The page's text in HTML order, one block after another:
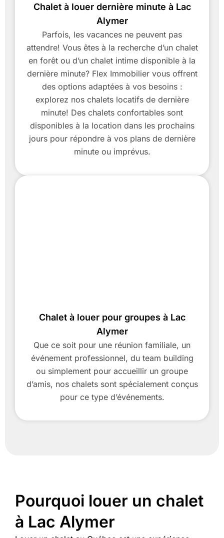
Chalet à louer dernière minute à Lac
Alymer
Parfois, les vacances ne peuvent pas
attendre! Vous êtes à la recherche d’un chalet
en forêt ou d’un chalet intime disponible à la
dernière minute? Flex Immobilier vous offrent
des options adaptées à vos besoins :
explorez nos chalets locatifs de dernière
minute! Des chalets confortables sont
disponibles à la location dans les prochains
jours pour répondre à vos plans de dernière
minute ou imprévus.
Chalet à louer pour groupes à Lac
Alymer
Que ce soit pour une réunion familiale, un
événement professionnel, du team building
ou simplement pour accueillir un groupe
d’amis, nos chalets sont spécialement conçus
pour ce type d’événements.
Pourquoi louer un chalet
à Lac Alymer